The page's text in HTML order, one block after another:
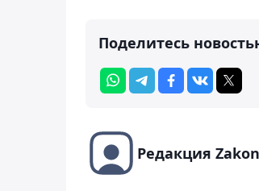
Поделитесь
Редакция